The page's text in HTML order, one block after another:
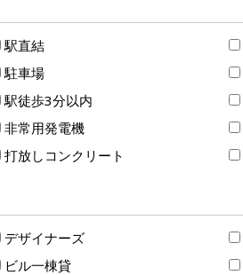
駅直結
駐車場
駅徒歩3分以内
非常用発電機
打放しコンクリート
デザイナーズ
ビル一棟貸